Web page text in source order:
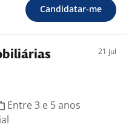
Candidatar-me
21 jul
Entre 3 e 5 anos